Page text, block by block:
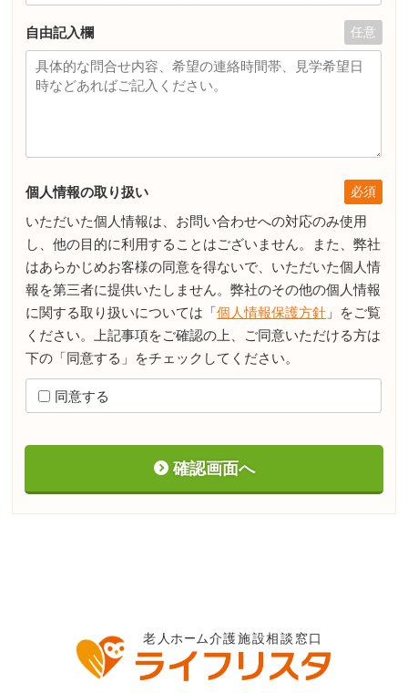
自由記入欄
個人情報の取り扱い
いただいた個人情報は、お問い合わせへの対応のみ使用
し、他の目的に利用することはございません。また、弊社
はあらかじめお客様の同意を得ないで、いただいた個人情
報を第三者に提供いたしません。弊社のその他の個人情報
に関する取り扱いについては「個人情報保護方針 」をご覧
ください。上記事項をご確認の上、ご同意いただける方は
下の「同意する」をチェックしてください。
同意する
確認画面へ